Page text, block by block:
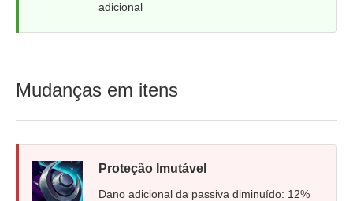
adicional
Mudanças em itens
Proteção Imutável
Dano adicional da passiva diminuído: 12%